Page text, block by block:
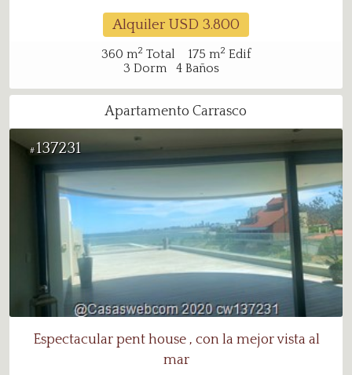
Alquiler USD 3.800
360 m2 Total 175 m2 Edif
3 Dorm 4 Baños
Apartamento Carrasco
#137231
Espectacular pent house , con la mejor vista al
mar